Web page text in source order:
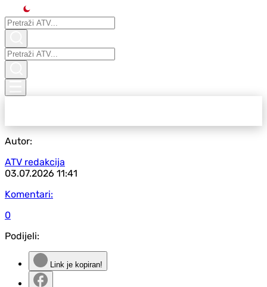
Autor:
ATV redakcija
03.07.2026 11:41
Komentari:
0
Podijeli:
Link je kopiran!